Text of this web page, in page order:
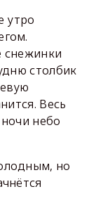
утро
снежинки
столбик
Весь
небо
но